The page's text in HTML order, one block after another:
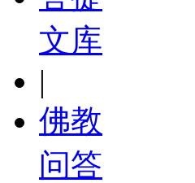
文库
|
佛教
问答